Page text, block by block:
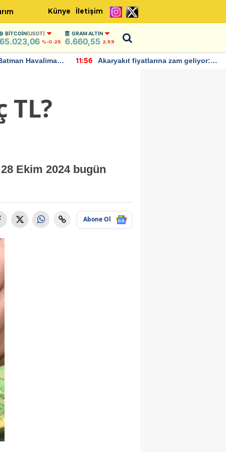
Künye İletişim
BITCOIN(USDT)
65.023,06 %-0.25
GRAM ALTIN
6.660,55 2,59
Havalimanı
11:56
Akaryakıt fiyatlarına zam geliyor:
TL?
Ekim 2024 bugün
Abone Ol